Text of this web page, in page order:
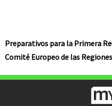
Preparativos para la Primera
Comité Europeo de las